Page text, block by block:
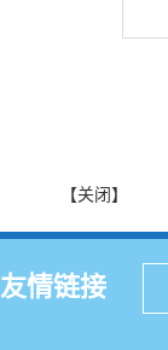
【关闭】
友情链接